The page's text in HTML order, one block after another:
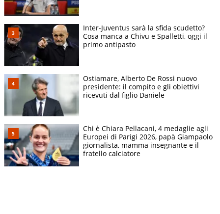
Inter-Juventus sarà la sfida scudetto?
Cosa manca a Chivu e Spalletti, oggi il
primo antipasto
Ostiamare, Alberto De Rossi nuovo
presidente: il compito e gli obiettivi
ricevuti dal figlio Daniele
Chi è Chiara Pellacani, 4 medaglie agli
Europei di Parigi 2026, papà Giampaolo
giornalista, mamma insegnante e il
fratello calciatore